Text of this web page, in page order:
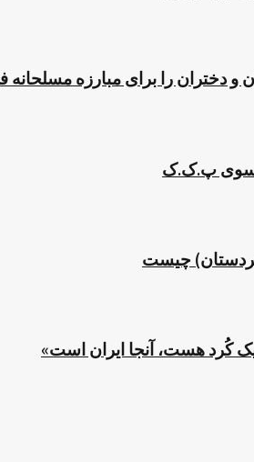
دختران را برای مبارزه مسلحانه
از سوی پ.ک.ک
چیست
کُرد هست، آنجا ایران است»